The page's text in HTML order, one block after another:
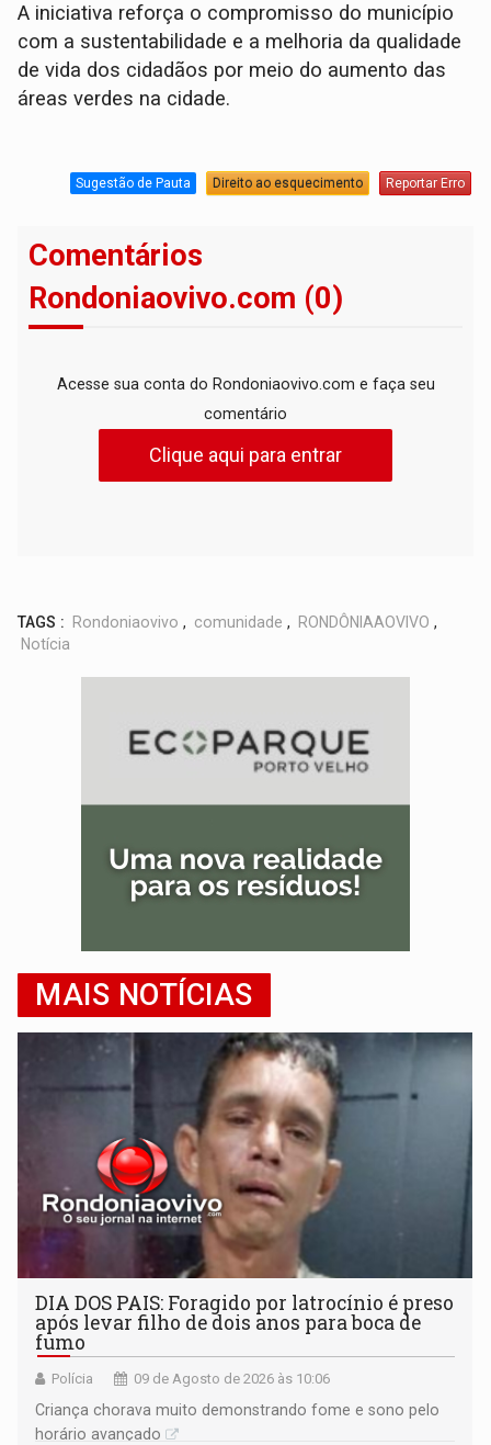
A iniciativa reforça o compromisso do município
com a sustentabilidade e a melhoria da qualidade
de vida dos cidadãos por meio do aumento das
áreas verdes na cidade.
Sugestão de Pauta Direito ao esquecimento Reportar Erro
Comentários
Rondoniaovivo.com (0)
Acesse sua conta do Rondoniaovivo.com e faça seu
comentário
Clique aqui para entrar
TAGS : Rondoniaovivo , comunidade , RONDÔNIAAOVIVO ,
Notícia
MAIS NOTÍCIAS
DIA DOS PAIS: Foragido por latrocínio é preso
após levar filho de dois anos para boca de
fumo
Polícia 09 de Agosto de 2026 às 10:06
Criança chorava muito demonstrando fome e sono pelo
horário avançado